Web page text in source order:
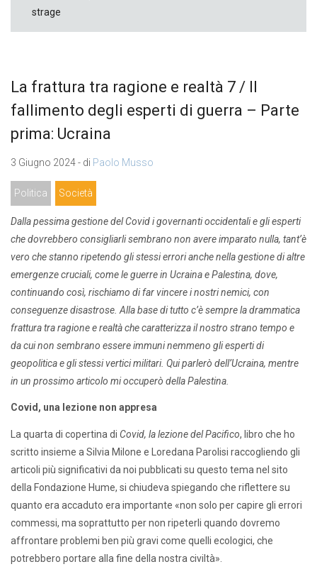
strage
La frattura tra ragione e realtà 7 / Il
fallimento degli esperti di guerra – Parte
prima: Ucraina
3 Giugno 2024 - di Paolo Musso
Politica Società
Dalla pessima gestione del Covid i governanti occidentali e gli esperti
che dovrebbero consigliarli sembrano non avere imparato nulla, tant’è
vero che stanno ripetendo gli stessi errori anche nella gestione di altre
emergenze cruciali, come le guerre in Ucraina e Palestina, dove,
continuando così, rischiamo di far vincere i nostri nemici, con
conseguenze disastrose. Alla base di tutto c’è sempre la drammatica
frattura tra ragione e realtà che caratterizza il nostro strano tempo e
da cui non sembrano essere immuni nemmeno gli esperti di
geopolitica e gli stessi vertici militari. Qui parlerò dell’Ucraina, mentre
in un prossimo articolo mi occuperò della Palestina.
Covid, una lezione non appresa
La quarta di copertina di Covid, la lezione del Pacifico, libro che ho
scritto insieme a Silvia Milone e Loredana Parolisi raccogliendo gli
articoli più significativi da noi pubblicati su questo tema nel sito
della Fondazione Hume, si chiudeva spiegando che riflettere su
quanto era accaduto era importante «non solo per capire gli errori
commessi, ma soprattutto per non ripeterli quando dovremo
affrontare problemi ben più gravi come quelli ecologici, che
potrebbero portare alla fine della nostra civiltà».